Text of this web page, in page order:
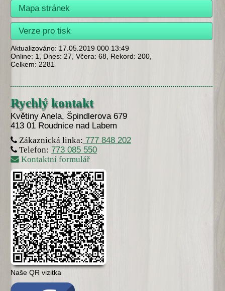
Mapa stránek
Verze pro tisk
Aktualizováno: 17.05.2019 000 13:49
Online: 1, Dnes: 27, Včera: 68, Rekord: 200,
Celkem: 2281
Rychlý kontakt
Květiny Anela, Špindlerova 679
413 01 Roudnice nad Labem
Zákaznická linka: 777 848 202
Telefon: 773 085 550
Kontaktní formulář
Naše QR vizitka